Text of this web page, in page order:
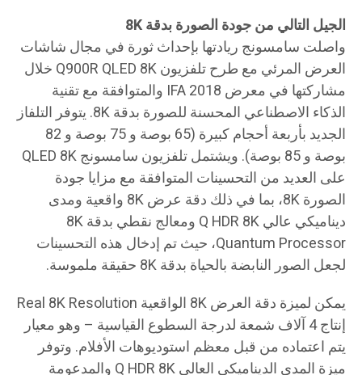
الجيل التالي من جودة الصورة بدقة 8K
واصلت سامسونج ريادتها بإحداث ثورة في مجال شاشات
العرض المرئي مع طرح تلفزيون Q900R QLED 8K خلال
مشاركتها في معرض IFA 2018 والمتوافقة مع تقنية
الذكاء الاصطناعي المحسنة للصورة بدقة 8K. يتوفر التلفاز
الجديد بأربعة أحجام كبيرة (65 بوصة و 75 بوصة و 82
بوصة و 85 بوصة). ويشتمل تلفزيون سامسونج QLED 8K
على العديد من التحسينات المتوافقة مع مزايا جودة
الصورة 8K، بما في ذلك دقة عرض 8K واقعية ومدى
ديناميكي عالي Q HDR 8K ومعالج نقطي بدقة 8K
Quantum Processor، حيث تم إدخال هذه التحسينات
لجعل الصور النابضة بالحياة بدقة 8K حقيقة ملموسة.
يمكن لميزة دقة العرض 8K الواقعية Real 8K Resolution
إنتاج 4 آلاف شمعة لدرجة السطوع القياسية – وهو معيار
يتم اعتماده من قبل معظم استوديوهات الأفلام. وتوفر
ميزة المدى الديناميكي العالي Q HDR 8K والمدعومة